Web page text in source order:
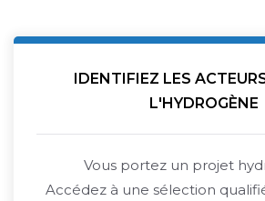
IDENTIFIEZ LES
L'HYDROGÈNE
Vous portez un projet
Accédez à une sélection